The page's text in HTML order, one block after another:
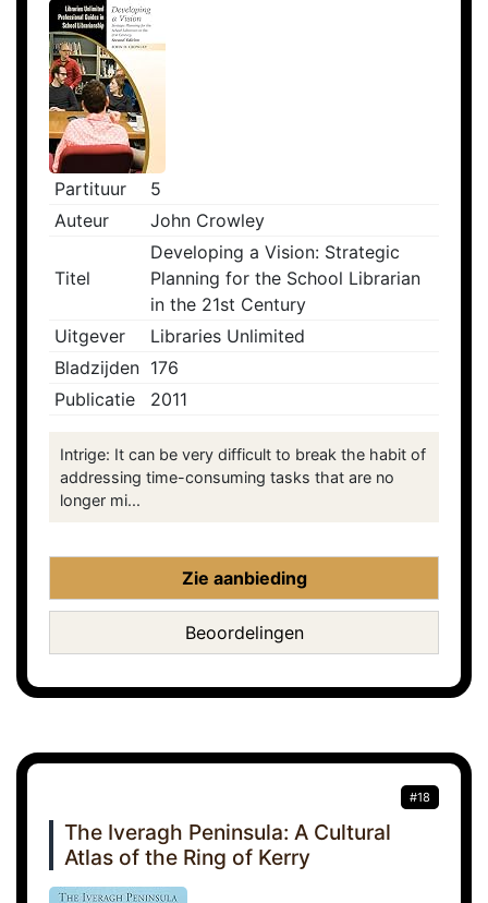
Partituur
5
Auteur
John Crowley
Titel
Developing a Vision: Strategic
Planning for the School Librarian
in the 21st Century
Uitgever
Libraries Unlimited
Bladzijden 176
Publicatie
2011
Intrige: It can be very difficult to break the habit of
addressing time-consuming tasks that are no
longer mi...
Zie aanbieding
Beoordelingen
#18
The Iveragh Peninsula: A Cultural
Atlas of the Ring of Kerry